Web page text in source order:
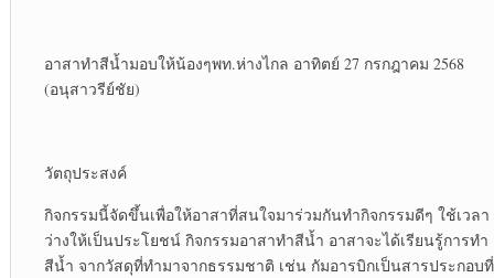
อาสาทำสีน้ำมอบให้น้องๆพท.ห่างไกล อาทิตย์ 27 กรกฎาคม 2568
(อนุสาวรีย์ชัย)
วัตถุประสงค์
กิจกรรมนี้จัดขึ้นเพื่อให้อาสาที่สนใจมาร่วมกันทำกิจกรรมดีๆ ใช้เวลา
ว่างให้เป็นประโยชน์ กิจกรรมอาสาทำสีน้ำ อาสาจะได้เรียนรู้การทำ
สีน้ำ จากวัสดุที่ทำมาจากธรรมชาติ เช่น กัมอารบิกเป็นสารประกอบที่